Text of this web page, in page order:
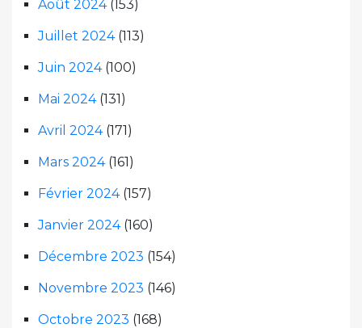
Août 2024(153)
Juillet 2024(113)
Juin 2024(100)
Mai 2024(131)
Avril 2024(171)
Mars 2024(161)
Février 2024(157)
Janvier 2024(160)
Décembre 2023 (154)
Novembre 2023 (146)
Octobre 2023 (168)